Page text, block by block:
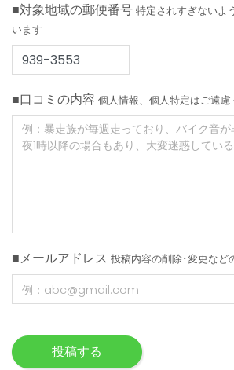
■対象地域の郵便番号 特定されすぎないよ
います
■口コミの内容 個人情報、個人特定はご遠慮
■メールアドレス 投稿内容の削除･変更など
投稿する